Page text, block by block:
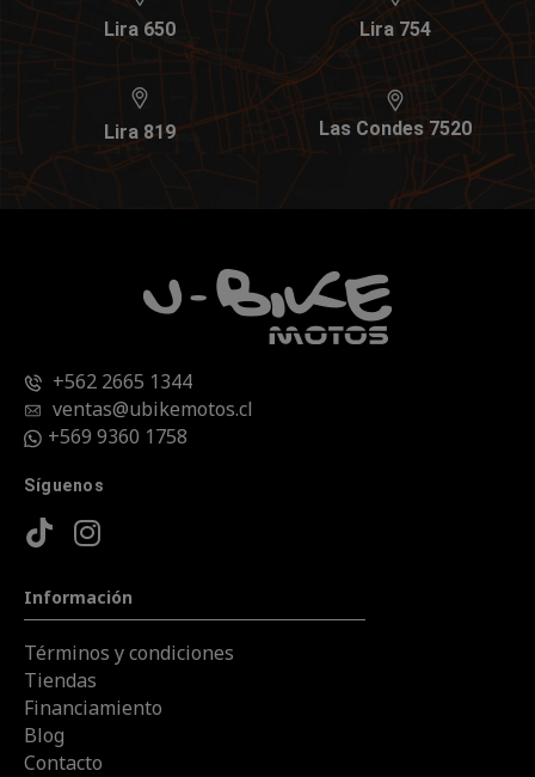
Lira 650 Lira 754
Lira 819 Las Condes 7520
+562 2665 1344
ventas@ubikemotos.cl
+569 9360 1758
Síguenos
Información
Términos y condiciones
Tiendas
Financiamiento
Blog
Contacto